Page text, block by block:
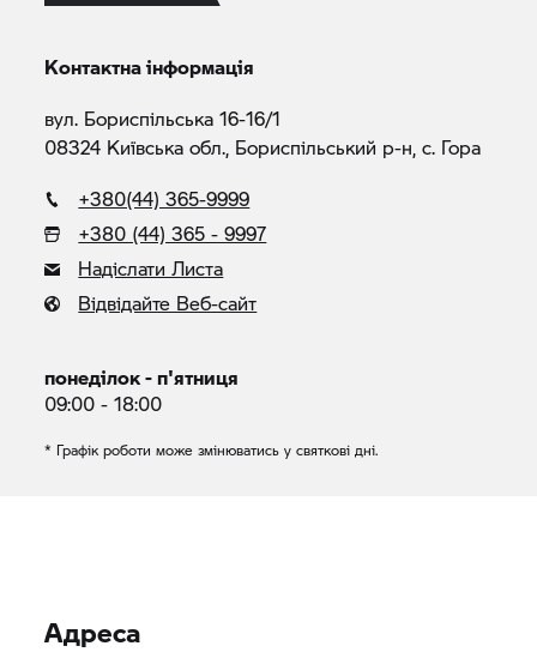
Контактна інформація
вул. Бориспільська 16-16/1
08324 Київська обл., Бориспільський р-н, с. Гора
+380(44) 365-9999
+380 (44) 365 - 9997
Надіслати Листа
Відвідайте Веб-сайт
понеділок - п'ятниця
09:00 - 18:00
* Графік роботи може змінюватись у святкові дні.
Адреса